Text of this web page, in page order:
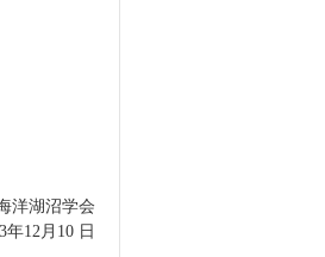
洋湖沼学会
年12月10 日